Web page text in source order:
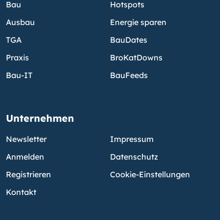
Bau
Ausbau
TGA
Praxis
Bau-IT
Hotspots
Energie sparen
BauDates
BroKatDowns
BauFeeds
Unternehmen
Newsletter
Anmelden
Registrieren
Kontakt
Impressum
Datenschutz
Cookie-Einstellungen